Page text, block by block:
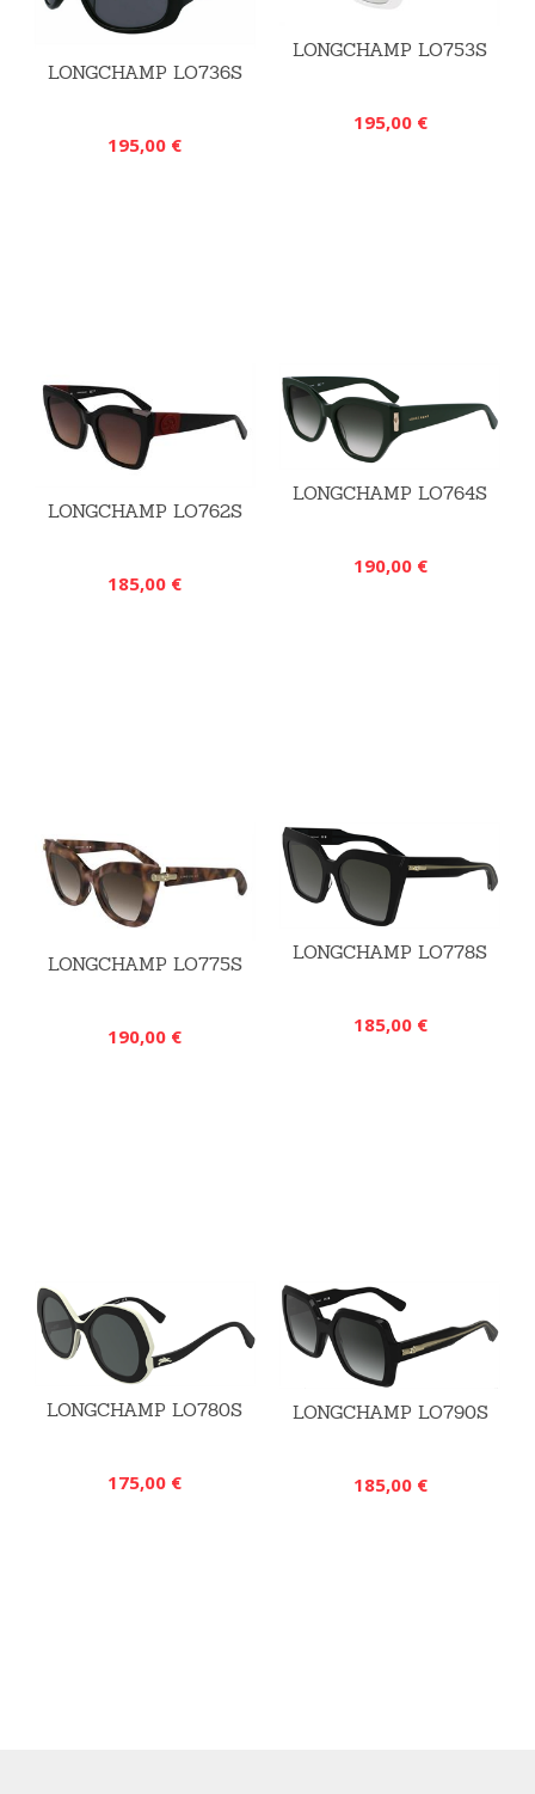
LONGCHAMP LO736S
195,00 €
LONGCHAMP LO753S
195,00 €
LONGCHAMP LO762S
185,00 €
LONGCHAMP LO764S
190,00 €
LONGCHAMP LO775S
190,00 €
LONGCHAMP LO778S
185,00 €
LONGCHAMP LO780S
175,00 €
LONGCHAMP LO790S
185,00 €